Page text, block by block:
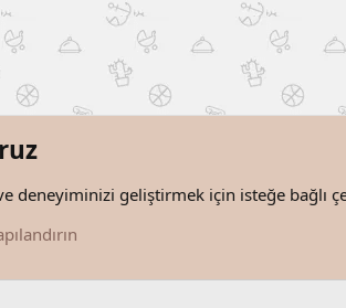
deneyiminizi geliştirmek için isteğe bağlı